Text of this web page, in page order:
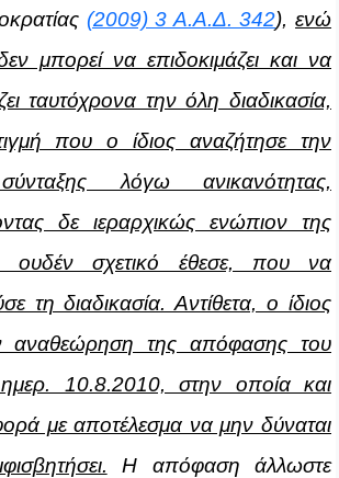
(2009) 3 Α.Α.Δ. 342),ενώ
μπορεί να επιδοκιμάζει και να
ταυτόχρονα την όλη διαδικασία,
που ο ίδιος αναζήτησε την
λόγω ανικανότητας,
δε ιεραρχικώς ενώπιον της
ουδέν σχετικό έθεσε, που να
τη διαδικασία. Αντίθετα, ο ίδιος
αναθεώρηση της απόφασης του
ημερ. 10.8.2010, στην οποία και
με αποτέλεσμα να μην δύναται
Η απόφαση άλλωστε